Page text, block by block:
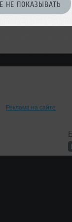
НЕ ПОКАЗЫВАТЬ
Реклама на сайте